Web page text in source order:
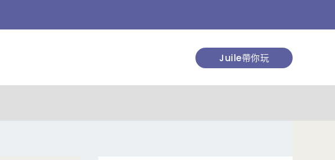
尋
Juile帶你玩